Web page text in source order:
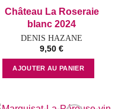
Château La Roseraie
blanc 2024
DENIS HAZANE
9,50 €
AJOUTER AU PANIER